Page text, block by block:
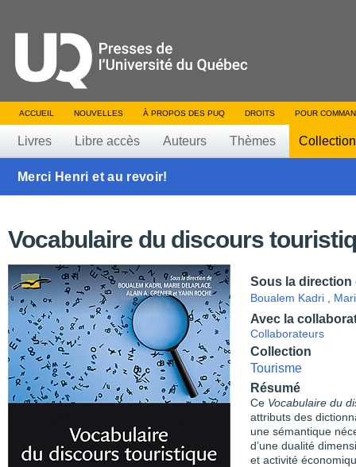
ACCUEIL NOUVELLES À PROPOS DES PUQ DROITS POUR
Livres Libre accès Auteurs Thèmes
Merci Henri et au revoir!
Vocabulaire du discours
Sous la direction
Boualem Kadri
Avec la
Collaborateurs
Collection
Tourisme
Résumé
Ce Vocabulaire du
attributs des
une sémantique
d’une dualité
et activité